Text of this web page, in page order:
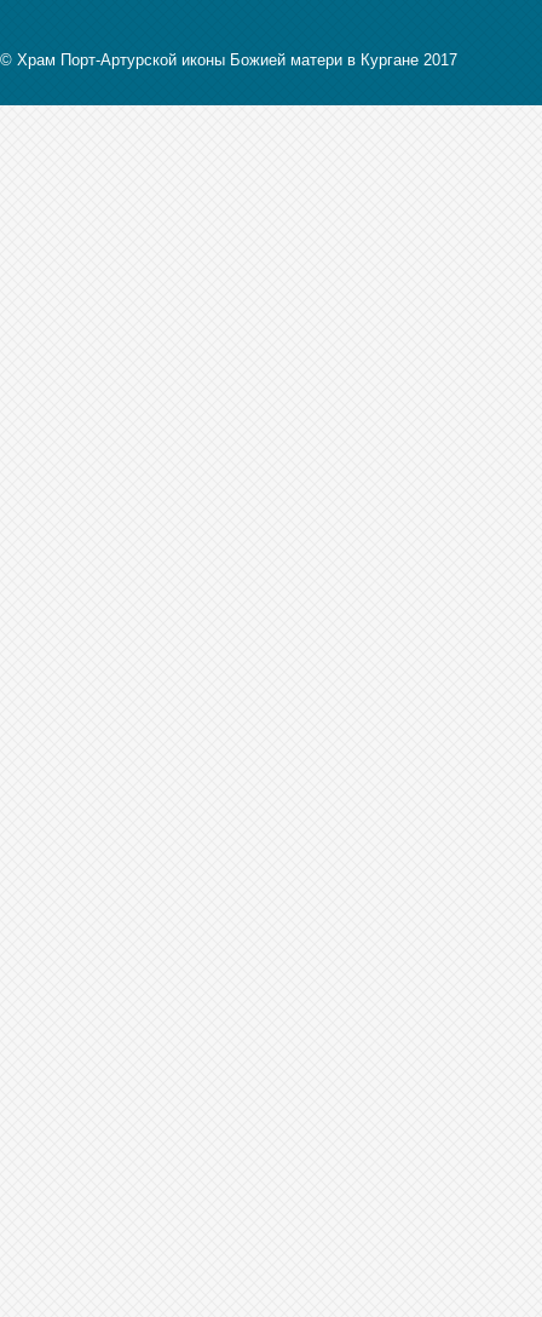
© Храм Порт-Артурской иконы Божией матери в Кургане 2017